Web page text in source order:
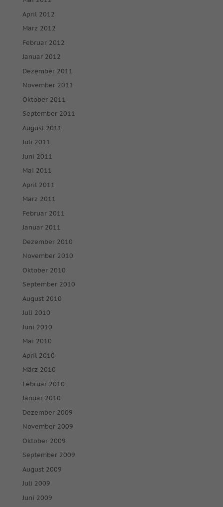
April 2012
März 2012
Februar 2012
Januar 2012
Dezember 2011
November 2011
Oktober 2011
September 2011
August 2011
Juli 2011
Juni 2011
Mai 2011
April 2011
März 2011
Februar 2011
Januar 2011
Dezember 2010
November 2010
Oktober 2010
September 2010
August 2010
Juli 2010
Juni 2010
Mai 2010
April 2010
März 2010
Februar 2010
Januar 2010
Dezember 2009
November 2009
Oktober 2009
September 2009
August 2009
Juli 2009
Juni 2009